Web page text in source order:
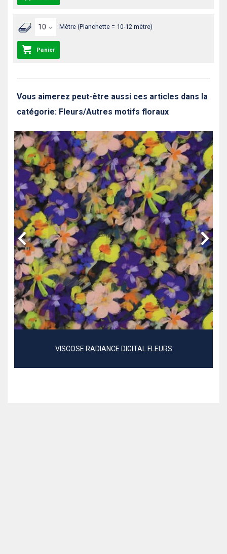
Mètre (Planchette = 10-12 mètre)
Panier
Vous aimerez peut-être aussi ces articles dans la
catégorie: Fleurs/Autres motifs floraux
VISCOSE RADIANCE DIGITAL FLEURS